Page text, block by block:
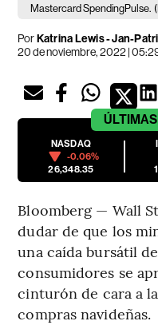
Mastercard SpendingPulse.
PorKatrina Lewis - Jan-
20 de noviembre, 2022 |
ÚLTIMAS
NASDAQ
-0.06%
26,348.35
Bloomberg — Wall
dudar de que los
una caída bursátil
consumidores se
cinturón de cara a
compras navideñas.